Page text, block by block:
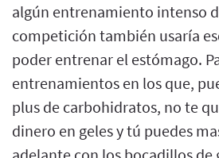
algún entrenamiento intenso
competición también usaría
poder entrenar el estómago.
entrenamientos en los que,
plus de carbohidratos, no te
dinero en geles y tú puedes